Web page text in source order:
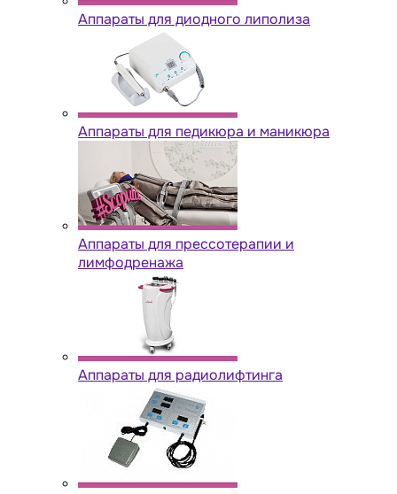
Аппараты для диодного липолиза
Аппараты для педикюра и маникюра
Аппараты для прессотерапии и
лимфодренажа
Аппараты для радиолифтинга